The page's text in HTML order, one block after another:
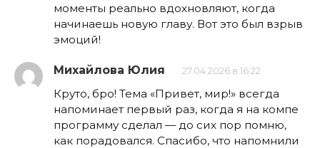
моменты реально вдохновляют, когда
начинаешь новую главу. Вот это был взрыв
эмоций!
Михайлова Юлия 27.04.2026 в 16:22
Круто, бро! Тема «Привет, мир!» всегда
напоминает первый раз, когда я на компе
программу сделал — до сих пор помню,
как порадовался. Спасибо, что напомнили